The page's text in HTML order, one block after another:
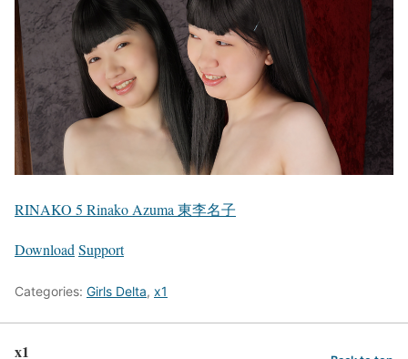
RINAKO 5 Rinako Azuma 東李名子
Download Support
Categories: Girls Delta, x1
x1